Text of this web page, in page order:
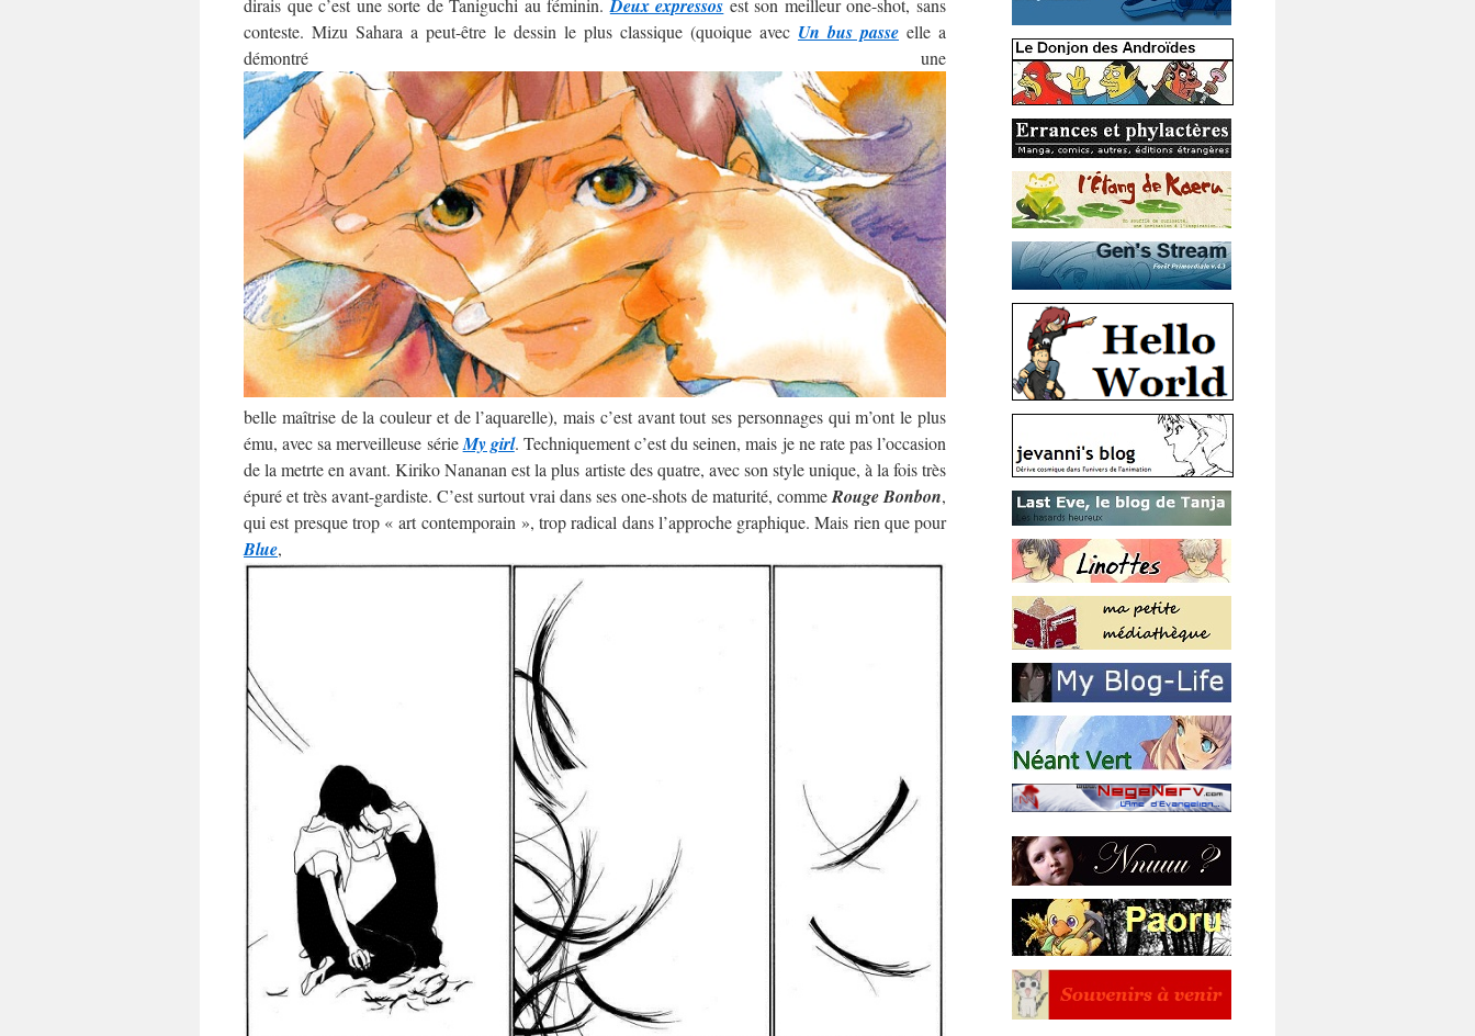
dirais que c’est une sorte de Taniguchi au féminin. Deux expressos est son meilleur one-shot, sans
conteste. Mizu Sahara a peut-être le dessin le plus classique (quoique avec Un bus passe elle a
démontré une
belle maîtrise de la couleur et de l’aquarelle), mais c’est avant tout ses personnages qui m’ont le plus
ému, avec sa merveilleuse sérieMy girl. Techniquement c’est du seinen, mais je ne rate pas l’occasion
de la metrte en avant. Kiriko Nananan est la plus artiste des quatre, avec son style unique, à la fois très
épuré et très avant-gardiste. C’est surtout vrai dans ses one-shots de maturité, commeRouge Bonbon,
qui est presque trop « art contemporain », trop radical dans l’approche graphique. Mais rien que pour
Blue,